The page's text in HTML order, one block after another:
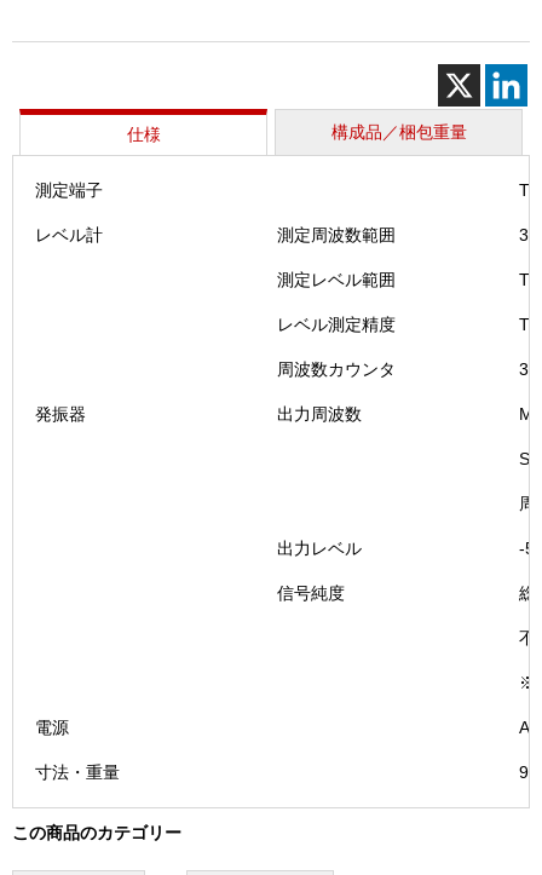
仕様 構成品／梱包重量
測定端子
レベル計 測定周波数範囲
測定レベル範囲
レベル測定精度
周波数カウンタ
発振器 出力周波数
周
出力レベル -
信号純度 総
不
電源
寸法・重量
この商品のカテゴリー